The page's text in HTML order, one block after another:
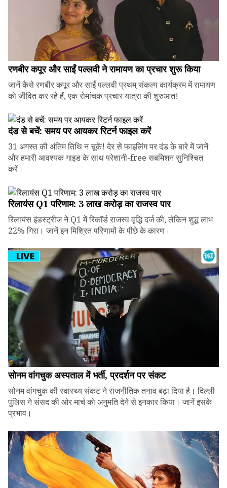
रणबीर कपूर और साईं पल्लवी ने रामायण का प्रचार शुरू किया
जानें कैसे रणबीर कपूर और साईं पल्लवी प्रथम् संकल्प कार्यक्रम में रामायण
को जीवित कर रहे हैं, एक रोमांचक प्रचार यात्रा की शुरुआत!
दंड से बचें: समय पर आयकर रिटर्न फाइल करें
31 अगस्त की अंतिम तिथि न चूकें! देर से फाइलिंग पर दंड के बारे में जानें
और हमारी आवश्यक गाइड के साथ परेशानी-free सबमिशन सुनिश्चित
करें।
रिलायंस Q1 परिणाम: ₹3 लाख करोड़ का राजस्व पार
रिलायंस इंडस्ट्रीज ने Q1 में रिकॉर्ड राजस्व वृद्धि दर्ज की, लेकिन शुद्ध लाभ
22% गिरा। जानें इन मिश्रित परिणामों के पीछे के कारण।
सोनम वांगचुक अस्पताल में भर्ती, प्रदर्शन पर संकट
सोनम वांगचुक की स्वास्थ्य संकट ने राजनीतिक तनाव बढ़ा दिया है। दिल्ली
पुलिस ने संसद की ओर मार्च को अनुमति देने से इनकार किया। जानें इसके
प्रभाव।